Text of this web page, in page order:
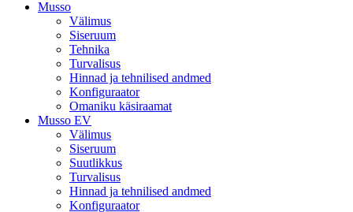
Musso
Välimus
Siseruum
Tehnika
Turvalisus
Hinnad ja tehnilised andmed
Konfiguraator
Omaniku käsiraamat
Musso EV
Välimus
Siseruum
Suutlikkus
Turvalisus
Hinnad ja tehnilised andmed
Konfiguraator